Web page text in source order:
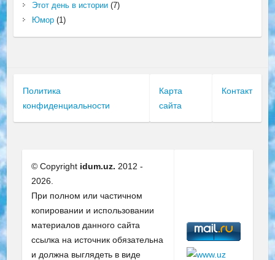
Этот день в истории(7)
Юмор(1)
Политика
конфиденциальности
Карта
сайта
Контакт
© Copyright idum.uz. 2012 -
2026.
При полном или частичном
копировании и использовании
материалов данного сайта
ссылка на источник обязательна
и должна выглядеть в виде